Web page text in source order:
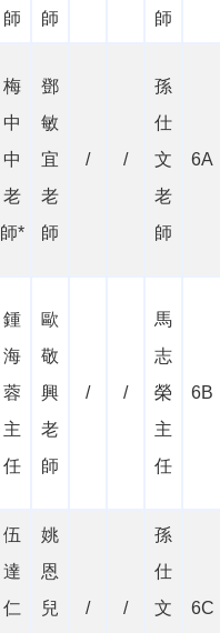
師 師 師
梅
中
中
老
師*
鄧
敏
宜
老
師
/ /
孫
仕
文
老
師
6A
鍾
海
蓉
主
任
歐
敬
興
老
師
/ /
馬
志
榮
主
任
6B
伍
達
仁
姚
恩
兒
/ /
孫
仕
文
6C